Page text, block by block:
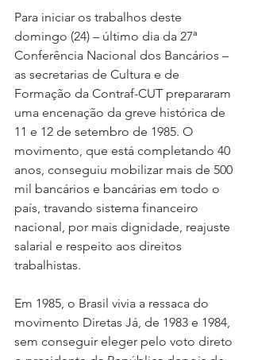
Para iniciar os trabalhos deste
domingo (24) – último dia da 27ª
Conferência Nacional dos Bancários –
as secretarias de Cultura e de
Formação da Contraf-CUT prepararam
uma encenação da greve histórica de
11 e 12 de setembro de 1985. O
movimento, que está completando 40
anos, conseguiu mobilizar mais de 500
mil bancários e bancárias em todo o
país, travando sistema financeiro
nacional, por mais dignidade, reajuste
salarial e respeito aos direitos
trabalhistas.
Em 1985, o Brasil vivia a ressaca do
movimento Diretas Já, de 1983 e 1984,
sem conseguir eleger pelo voto direto